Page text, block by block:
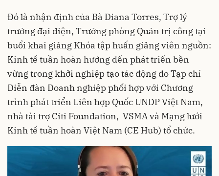
Đó là nhận định của Bà Diana Torres, Trợ lý
trưởng đại diện, Trưởng phòng Quản trị công tại
buổi khai giảng Khóa tập huấn giảng viên nguồn:
Kinh tế tuần hoàn hướng đến phát triển bền
vững trong khởi nghiệp tạo tác động do Tạp chí
Diễn đàn Doanh nghiệp phối hợp với Chương
trình phát triển Liên hợp Quốc UNDP Việt Nam,
nhà tài trợ Citi Foundation, VSMA và Mạng lưới
Kinh tế tuần hoàn Việt Nam (CE Hub) tổ chức.